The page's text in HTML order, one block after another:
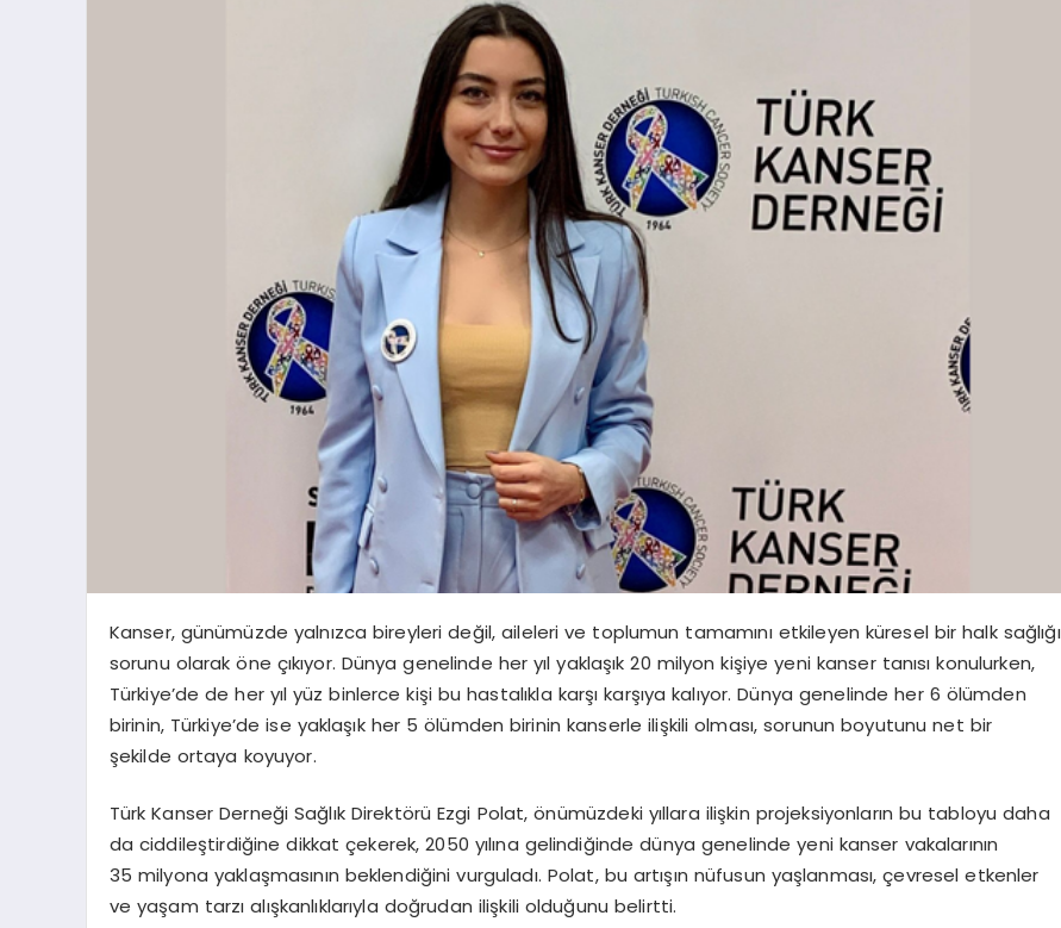
Kanser, günümüzde yalnızca bireyleri değil, aileleri ve toplumun tamamını etkileyen küresel bir halk sağlığı
sorunu olarak öne çıkıyor. Dünya genelinde her yıl yaklaşık 20 milyon kişiye yeni kanser tanısı konulurken,
Türkiye’de de her yıl yüz binlerce kişi bu hastalıkla karşı karşıya kalıyor. Dünya genelinde her 6 ölümden
birinin, Türkiye’de ise yaklaşık her 5 ölümden birinin kanserle ilişkili olması, sorunun boyutunu net bir
şekilde ortaya koyuyor.
Türk Kanser Derneği Sağlık Direktörü Ezgi Polat, önümüzdeki yıllara ilişkin projeksiyonların bu tabloyu daha
da ciddileştirdiğine dikkat çekerek, 2050 yılına gelindiğinde dünya genelinde yeni kanser vakalarının
35 milyona yaklaşmasının beklendiğini vurguladı. Polat, bu artışın nüfusun yaşlanması, çevresel etkenler
ve yaşam tarzı alışkanlıklarıyla doğrudan ilişkili olduğunu belirtti.